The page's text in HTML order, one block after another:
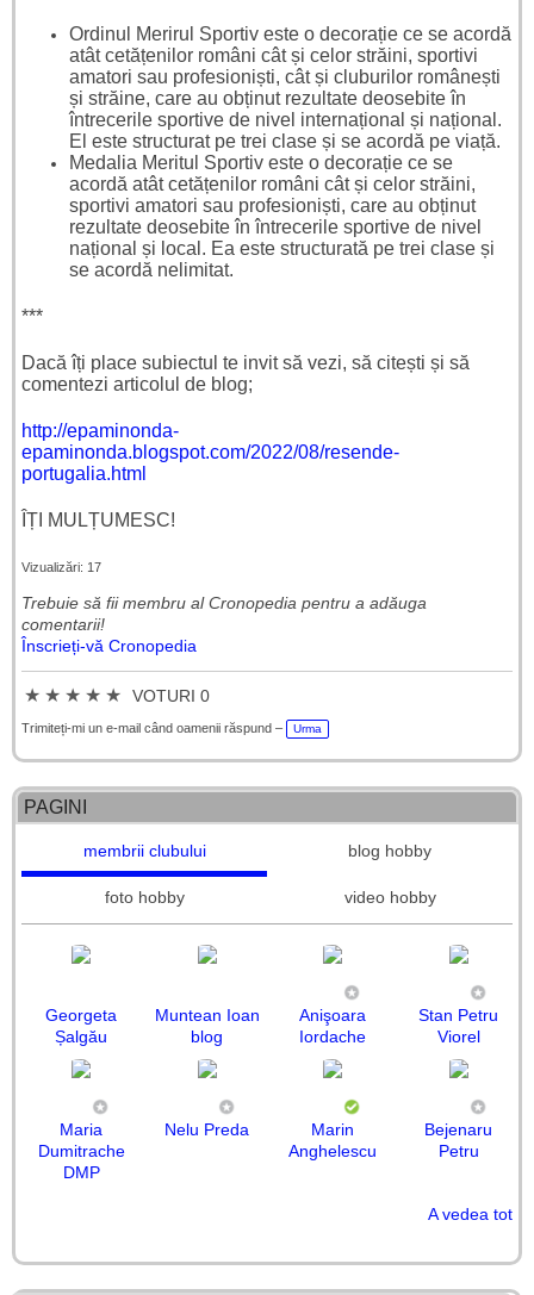
Ordinul Merirul Sportiv este o decorație ce se acordă
atât cetățenilor români cât și celor străini, sportivi
amatori sau profesioniști, cât și cluburilor românești
și străine, care au obținut rezultate deosebite în
întrecerile sportive de nivel internațional și național.
El este structurat pe trei clase și se acordă pe viață.
Medalia Meritul Sportiv este o decorație ce se
acordă atât cetățenilor români cât și celor străini,
sportivi amatori sau profesioniști, care au obținut
rezultate deosebite în întrecerile sportive de nivel
național și local. Ea este structurată pe trei clase și
se acordă nelimitat.
***
Dacă îți place subiectul te invit să vezi, să citești și să
comentezi articolul de blog;
http://epaminonda-
epaminonda.blogspot.com/2022/08/resende-
portugalia.html
ÎȚI MULȚUMESC!
Vizualizări: 17
Trebuie să fii membru al Cronopedia ​​pentru a adăuga
comentarii!
Înscrieți-vă Cronopedia
★ ★ ★ ★ ★ VOTURI 0
Trimiteți-mi un e-mail când oamenii răspund – Urma
PAGINI
membrii clubului blog hobby
foto hobby video hobby
Georgeta
Șalgău
Muntean Ioan
blog
Anişoara
Iordache
Stan Petru
Viorel
Maria
Dumitrache
DMP
Nelu Preda
Marin
Anghelescu
Bejenaru
Petru
CARACAS
MIRCEA
Mariana
Rogoz
Maria-Ileana
Tănase
Daniela
Vîlceanu
Matei Ioaniţiu Paul Rotaru Johnny Em
Nitu
Constantin
Rodica
Bogdan
Petru Plătică Pop Dorina Ada Nemescu
DANDU
BRIEL
Constantin
Bidulescu
A vedea tot